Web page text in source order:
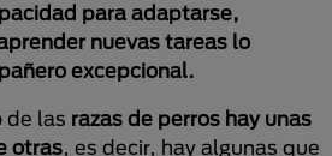
para adaptarse,
nuevas tareas lo
excepcional.
de las razas de perros hay unas
otras, es decir, hay algunas que